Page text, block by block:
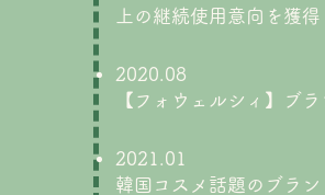
上の継続使用意向を獲得
2020.08
【フォウェルシィ】ブ
2021.01
韓国コスメ話題のブラ